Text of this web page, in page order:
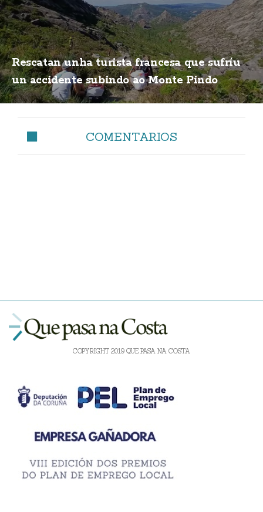
Rescatan unha turista francesa que sufríu
un accidente subindo ao Monte Pindo
COMENTARIOS
COPYRIGHT 2019 QUE PASA NA COSTA